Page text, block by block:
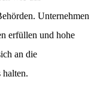
Unternehmen
erfüllen und hohe
an die
halten.